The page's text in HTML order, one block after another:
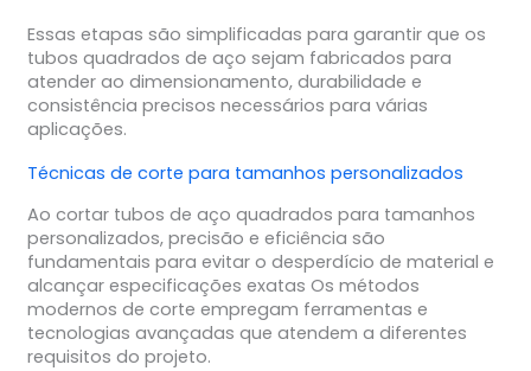
Essas etapas são simplificadas para garantir que os
tubos quadrados de aço sejam fabricados para
atender ao dimensionamento, durabilidade e
consistência precisos necessários para várias
aplicações.
Técnicas de corte para tamanhos personalizados
Ao cortar tubos de aço quadrados para tamanhos
personalizados, precisão e eficiência são
fundamentais para evitar o desperdício de material e
alcançar especificações exatas Os métodos
modernos de corte empregam ferramentas e
tecnologias avançadas que atendem a diferentes
requisitos do projeto.